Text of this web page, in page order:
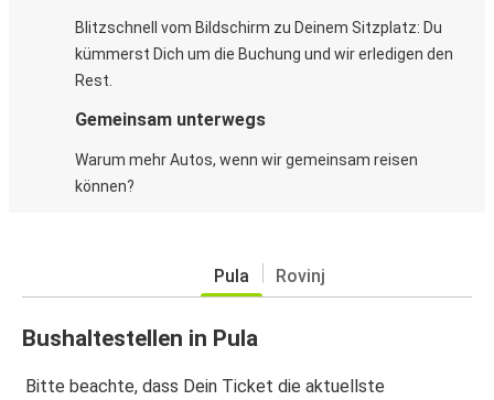
Blitzschnell vom Bildschirm zu Deinem Sitzplatz: Du
kümmerst Dich um die Buchung und wir erledigen den
Rest.
Gemeinsam unterwegs
Warum mehr Autos, wenn wir gemeinsam reisen
können?
Pula Rovinj
Bushaltestellen in Pula
Bitte beachte, dass Dein Ticket die aktuellste